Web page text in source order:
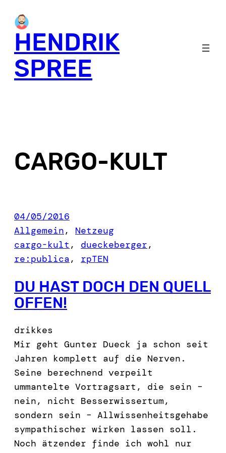
content
HENDRIK
SPREE
CARGO-KULT
04/05/2016
Allgemein, Netzeug
cargo-kult , dueckeberger
re:publica, rpTEN
DU HAST DOCH DEN QUELL
OFFEN!
drikkes
Mir geht Gunter Dueck ja schon seit
Jahren komplett auf die Nerven.
Seine berechnend verpeilt
ummantelte Vortragsart, die sein –
nein, nicht Besserwissertum,
sondern sein – Allwissenheitsgehabe
sympathischer wirken lassen soll.
Noch ätzender finde ich wohl nur